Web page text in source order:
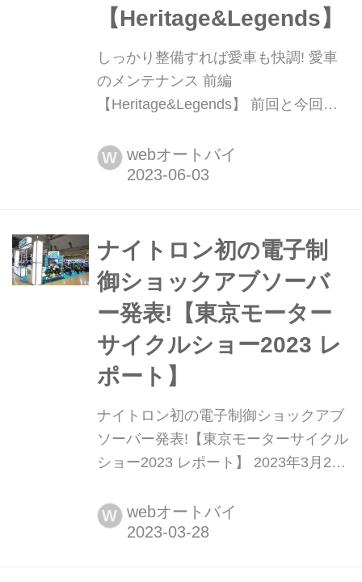
【Heritage&Legends】
しっかり整備すれば愛車も快調! 愛車
のメンテナンス 前編
【Heritage&Legends】 前回と今回の2
スは、ごく簡単な日常整備や調整もあ
れば、少し手間がかかる整備もあるけ
ン、ドライブチェーン、ブレーキシス
テム、そのほかの作業を紹介する。1
度に全部やらなくてもいい。「...
W webオートバイ
ナイトロン初の電子制
御ショックアブソーバ
ー発表!【東京モーター
サイクルショー2023 レ
ポート】
ナイトロン初の電子制御ショックアブ
ソーバー発表!【東京モーターサイクル
ショー2023 レポート】 2023年3月24
トにて「第50回 東京モーターサイクル
ショー」が開催された。この記事で
W webオートバイ